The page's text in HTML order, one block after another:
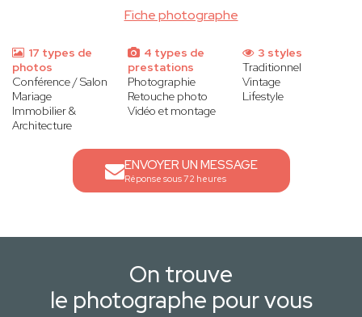
Fiche photographe
17 types de
photos
Conférence / Salon
Mariage
Immobilier &
Architecture
4 types de
prestations
Photographie
Retouche photo
Vidéo et montage
3 styles
Traditionnel
Vintage
Lifestyle
ENVOYER UN MESSAGE
Réponse sous 72 heures
On trouve
le photographe pour vous